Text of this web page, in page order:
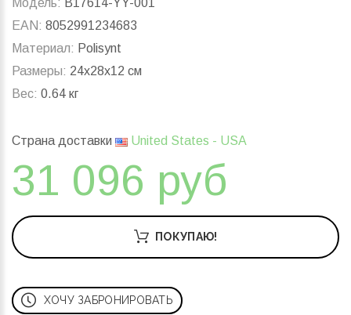
Модель: B17614-YY-001
EAN: 8052991234683
Материал: Polisynt
Размеры: 24x28x12 см
Вес: 0.64 кг
Страна доставки United States - USA
31 096 руб
ПОКУПАЮ!
ХОЧУ ЗАБРОНИРОВАТЬ